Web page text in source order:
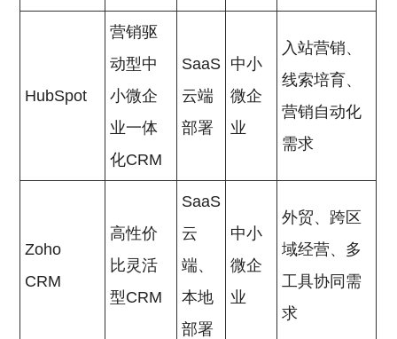
HubSpot
营销驱
动型中
小微企
业一体
化CRM
SaaS
云端
部署
中小
微企
业
入站营销、
线索培育、
营销自动化
需求
Zoho
CRM
高性价
比灵活
型CRM
SaaS
云
端、
本地
部署
中小
微企
业
外贸、跨区
域经营、多
工具协同需
求